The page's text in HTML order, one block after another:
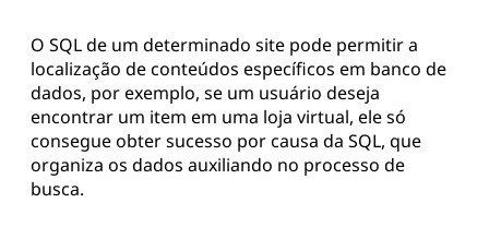
O SQL de um determinado site pode permitir a
localização de conteúdos específicos em banco de
dados, por exemplo, se um usuário deseja
encontrar um item em uma loja virtual, ele só
consegue obter sucesso por causa da SQL, que
organiza os dados auxiliando no processo de
busca.